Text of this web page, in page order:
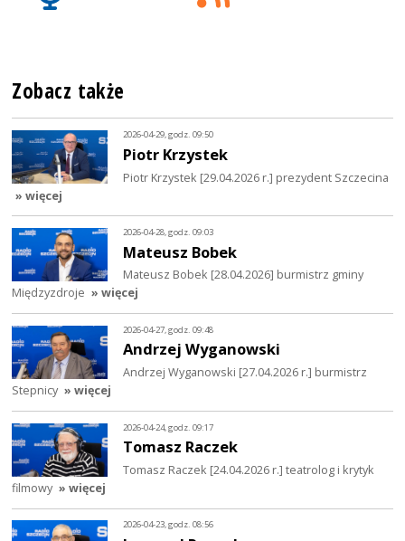
Zobacz także
2026-04-29, godz. 09:50
Piotr Krzystek
Piotr Krzystek [29.04.2026 r.] prezydent Szczecina
» więcej
2026-04-28, godz. 09:03
Mateusz Bobek
Mateusz Bobek [28.04.2026] burmistrz gminy
Międzyzdroje » więcej
2026-04-27, godz. 09:48
Andrzej Wyganowski
Andrzej Wyganowski [27.04.2026 r.] burmistrz
Stepnicy » więcej
2026-04-24, godz. 09:17
Tomasz Raczek
Tomasz Raczek [24.04.2026 r.] teatrolog i krytyk
filmowy » więcej
2026-04-23, godz. 08:56